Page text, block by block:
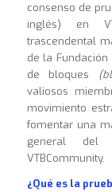
consenso de
inglés) en
trascendental
de la
de bloques
valiosos
movimiento
fomentar una
general del
VTBCommunity.
¿Qué es la